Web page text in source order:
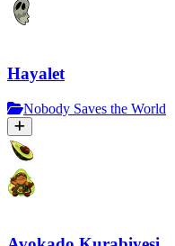
Hayalet
Nobody Saves the World